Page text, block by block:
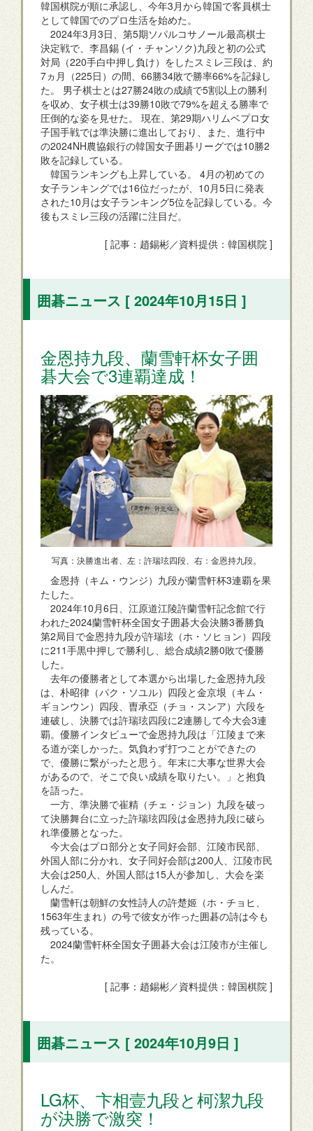
韓国棋院が順に承認し、今年3月から韓国で客員棋士
として韓国でのプロ生活を始めた。
2024年3月3日、第5期ソパルコサノール最高棋士
決定戦で、李昌錫 (イ・チャンソク)九段と初の公式
対局（220手白中押し負け）をしたスミレ三段は、約
7ヵ月（225日）の間、66勝34敗で勝率66%を記録し
た。 男子棋士とは27勝24敗の成績で5割以上の勝利
を収め、女子棋士は39勝10敗で79%を超える勝率で
圧倒的な姿を見せた。 現在、第29期ハリムベプロ女
子国手戦では準決勝に進出しており、また、進行中
の2024NH農協銀行の韓国女子囲碁リーグでは10勝2
敗を記録している。
韓国ランキングも上昇している。 4月の初めての
女子ランキングでは16位だったが、10月5日に発表
された10月は女子ランキング5位を記録している。今
後もスミレ三段の活躍に注目だ。
[ 記事：趙錫彬／資料提供：韓国棋院 ]
囲碁ニュース [ 2024年10月15日 ]
金恩持九段、蘭雪軒杯女子囲
碁大会で3連覇達成！
写真：決勝進出者、左：許瑞玹四段、右：金恩持九段。
金恩持（キム・ウンジ）九段が蘭雪軒杯3連覇を果
たした。
2024年10月6日、江原道江陵許蘭雪軒記念館で行
われた2024蘭雪軒杯全国女子囲碁大会決勝3番勝負
第2局目で金恩持九段が許瑞玹（ホ・ソヒョン）四段
に211手黒中押しで勝利し、総合成績2勝0敗で優勝
した。
去年の優勝者として本選から出場した金恩持九段
は、朴昭律（パク・ソユル）四段と金京垠（キム・
ギョンウン）四段、曺承亞（チョ・スンア）六段を
連破し、決勝では許瑞玹四段に2連勝して今大会3連
覇。優勝インタビューで金恩持九段は「江陵まで来
る道が楽しかった。気負わず打つことができたの
で、優勝に繋がったと思う。年末に大事な世界大会
があるので、そこで良い成績を取りたい。」と抱負
を語った。
一方、準決勝で崔精（チェ・ジョン）九段を破っ
て決勝舞台に立った許瑞玹四段は金恩持九段に破ら
れ準優勝となった。
今大会はプロ部分と女子同好会部、江陵市民部、
外国人部に分かれ、女子同好会部は200人、江陵市民
大会は250人、外国人部は15人が参加し、大会を楽
しんだ。
蘭雪軒は朝鮮の女性詩人の許楚姬（ホ・チョヒ、
1563年生まれ）の号で彼女が作った囲碁の詩は今も
残っている。
2024蘭雪軒杯全国女子囲碁大会は江陵市が主催し
た。
[ 記事：趙錫彬／資料提供：韓国棋院 ]
囲碁ニュース [ 2024年10月9日 ]
LG杯、卞相壹九段と柯潔九段
が決勝で激突！